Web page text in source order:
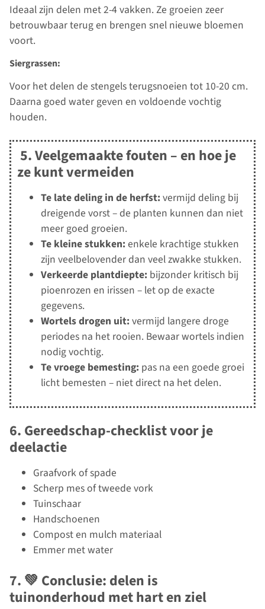
Ideaal zijn delen met 2-4 vakken. Ze groeien zeer
betrouwbaar terug en brengen snel nieuwe bloemen
voort.
Siergrassen:
Voor het delen de stengels terugsnoeien tot 10-20 cm.
Daarna goed water geven en voldoende vochtig
houden.
5. Veelgemaakte fouten – en hoe je
ze kunt vermeiden
Te late deling in de herfst:vermijd deling bij
dreigende vorst – de planten kunnen dan niet
meer goed groeien.
Te kleine stukken:enkele krachtige stukken
zijn veelbelovender dan veel zwakke stukken.
Verkeerde plantdiepte: bijzonder kritisch bij
pioenrozen en irissen – let op de exacte
gegevens.
Wortels drogen uit:vermijd langere droge
periodes na het rooien. Bewaar wortels indien
nodig vochtig.
Te vroege bemesting: pas na een goede groei
licht bemesten – niet direct na het delen.
6. Gereedschap-checklist voor je
deelactie
Graafvork of spade
Scherp mes of tweede vork
Tuinschaar
Handschoenen
Compost en mulch materiaal
Emmer met water
7. 💚 Conclusie: delen is
tuinonderhoud met hart en ziel